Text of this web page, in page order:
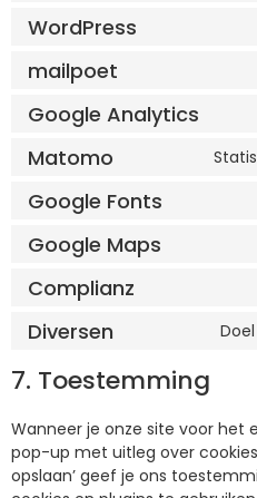
WordPress
mailpoet
Google Analytics
Matomo
Google Fonts
Google Maps
Complianz
Diversen
7. Toestemming
Wanneer je onze site voor het
pop-up met uitleg over
opslaan’ geef je ons